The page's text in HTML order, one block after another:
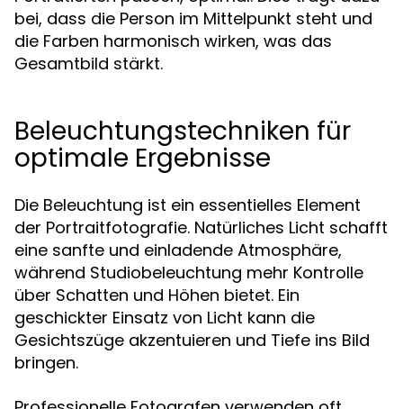
bei, dass die Person im Mittelpunkt steht und
die Farben harmonisch wirken, was das
Gesamtbild stärkt.
Beleuchtungstechniken für
optimale Ergebnisse
Die Beleuchtung ist ein essentielles Element
der Portraitfotografie. Natürliches Licht schafft
eine sanfte und einladende Atmosphäre,
während Studiobeleuchtung mehr Kontrolle
über Schatten und Höhen bietet. Ein
geschickter Einsatz von Licht kann die
Gesichtszüge akzentuieren und Tiefe ins Bild
bringen.